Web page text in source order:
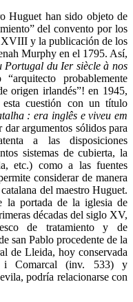
Huguet han sido objeto de
del convento por los
XVIII y la publicación de los
Murphy en el 1795. Así,
Portugal du Ier siècle à nos
probablemente
origen irlandés”! en 1945,
cuestión con un título
: era inglês e viveu em
dar argumentos sólidos para
a las disposiciones
sistemas de cubierta, la
etc.) como a las fuentes
considerar de manera
del maestro Huguet.
la portada de la iglesia de
décadas del siglo XV,
de tratamiento y de
san Pablo procedente de la
de Lleida, hoy conservada
Comarcal (inv. 533) y
podría relacionarse con